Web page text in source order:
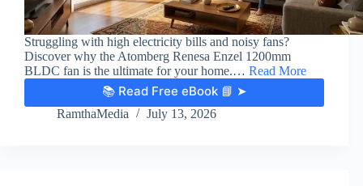
Struggling with high electricity bills and noisy fans?
Discover why the Atomberg Renesa Enzel 1200mm
BLDC fan is the ultimate for your home.… Read More
📚 Read Free eBook 📘 ➤
RamthaMedia July 13, 2026